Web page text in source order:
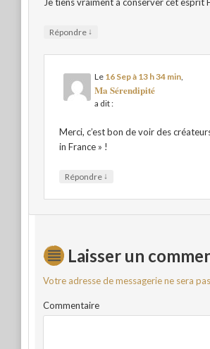
Répondre ↓
Le 16 Sep à 13 h 34 min
Ma Sérendipité
a dit :
Merci, c’est bon de voir des
in France » !
Répondre ↓
Laisser un
Votre adresse de messagerie ne sera
Commentaire